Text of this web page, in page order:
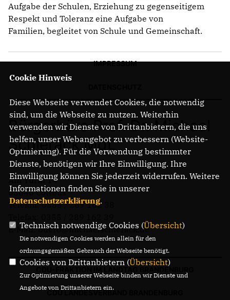
Aufgabe der Schulen, Erziehung zu gegenseitigem
Respekt und Toleranz eine Aufgabe von
Familien, begleitet von Schule und Gemeinschaft.
IMPRESSUM
Bürgerbüro Prof. Dr. Michael
Schierack MdL
Am Turm 14
03046 Cottbus
Telefon: 0355 / 289 162 38
E-Mail: buero@michaelschierack.de
CDU LANDESVERBAND BRANDENBURG
Cookie Hinweis
Diese Webseite verwendet Cookies, die notwendig
sind, um die Webseite zu nutzen. Weiterhin
verwenden wir Dienste von Drittanbietern, die uns
helfen, unser Webangebot zu verbessern (Website-
Optmierung). Für die Verwendung bestimmter
Dienste, benötigen wir Ihre Einwilligung. Ihre
Einwilligung können Sie jederzeit widerrufen. Weitere
Informationen finden Sie in unserer
Datenschutzerklärung.
Technisch notwendige Cookies (Übersicht)
Die notwendigen Cookies werden allein für den
ordnungsgemäßen Gebrauch der Webseite benötigt.
Cookies von Drittanbietern (Übersicht)
Zur Optimierung unserer Webseite binden wir Dienste und
Angebote von Drittanbietern ein.